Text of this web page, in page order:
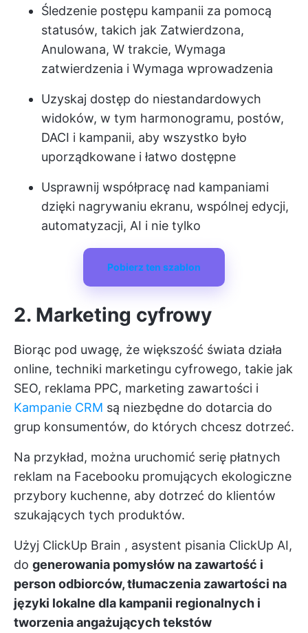
Śledzenie postępu kampanii za pomocą
statusów, takich jak Zatwierdzona,
Anulowana, W trakcie, Wymaga
zatwierdzenia i Wymaga wprowadzenia
Uzyskaj dostęp do niestandardowych
widoków, w tym harmonogramu, postów,
DACI i kampanii, aby wszystko było
uporządkowane i łatwo dostępne
Usprawnij współpracę nad kampaniami
dzięki nagrywaniu ekranu, wspólnej edycji,
automatyzacji, AI i nie tylko
Pobierz ten szablon
2. Marketing cyfrowy
Biorąc pod uwagę, że większość świata działa
online, techniki marketingu cyfrowego, takie jak
SEO, reklama PPC, marketing zawartości i
Kampanie CRM są niezbędne do dotarcia do
grup konsumentów, do których chcesz dotrzeć.
Na przykład, można uruchomić serię płatnych
reklam na Facebooku promujących ekologiczne
przybory kuchenne, aby dotrzeć do klientów
szukających tych produktów.
Użyj ClickUp Brain , asystent pisania ClickUp AI,
do generowania pomysłów na zawartość i
person odbiorców, tłumaczenia zawartości na
języki lokalne dla kampanii regionalnych i
tworzenia angażujących tekstów